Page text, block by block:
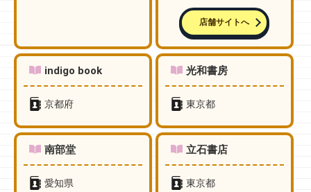
店舗サイトへ
indigo book
京都府
光和書房
東京都
南部堂
愛知県
立石書店
東京都